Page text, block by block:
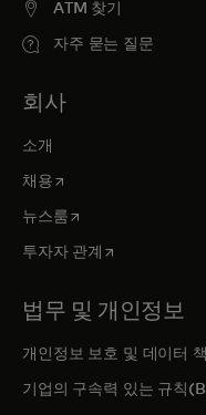
ATM 찾기
자주 묻는 질문
회사
소개
채용새 탭에서 열림
뉴스룸새 탭에서 열림
투자자 관계 새 탭에서 열림
법무 및 개인정보
개인정보 보호 및 데이터
기업의 구속력 있는 규칙